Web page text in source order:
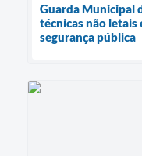
Guarda Municipal
técnicas não letais
segurança pública